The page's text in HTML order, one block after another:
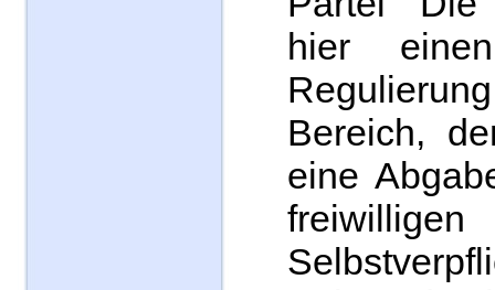
hier
Bereich,
eine
freiwilligen